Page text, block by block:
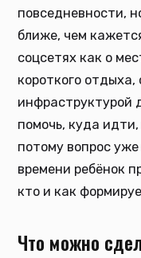
повседневности,
ближе, чем
соцсетях как о
короткого
инфраструктурой
помочь, куда идти,
потому вопрос уже
времени ребёнок
кто и как
Что можно